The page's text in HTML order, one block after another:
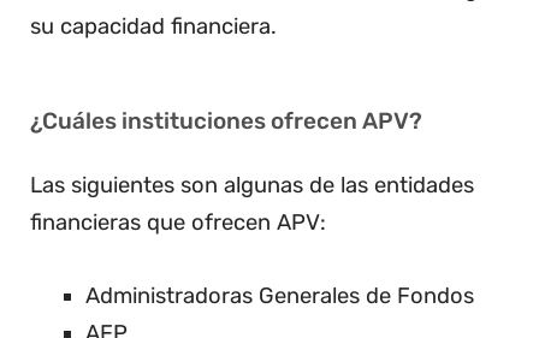
su capacidad financiera.
¿Cuáles instituciones ofrecen APV?
Las siguientes son algunas de las entidades
financieras que ofrecen APV:
Administradoras Generales de Fondos